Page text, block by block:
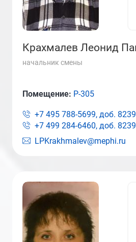
Крахмалев Леонид
начальник смены
LPKrakhmalev@mephi.ru
Помещение: Р-305
+7 495 788-5699, доб. 8239
+7 499 284-6460, доб. 8239